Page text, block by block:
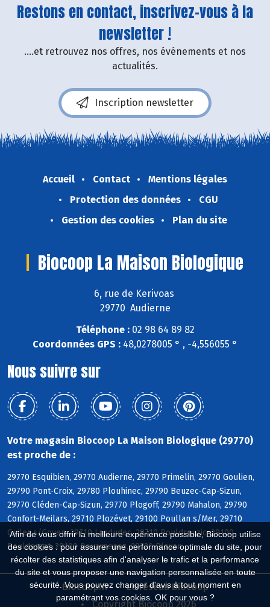
Afin de vous offrir la meilleure expérience possible, Biocoop utilise
des cookies : pour assurer une performance optimale du site, pour
récolter des statistiques afin d'analyser le trafic et la performance
du site et vous proposer une navigation personnalisée en toute
sécurité. Vous pouvez changer d'avis à tout moment en
paramétrant vos cookies. OK pour vous ?
Restons en contact, inscrivez-vous à la
newsletter !
....et retrouvez nos offres, nos événements et nos
actualités.
Inscription newsletter
Accueil Contact
Mentions légales
Protection des données
CGU
Gestion des cookies
Plan du site
Biocoop La Maison Biologique
6, rue de Kerivoas
29770 Audierne
Téléphone :02 98 64 89 82
Coordonnées GPS : 48,0278005 ° , -4,556055 °
Nous suivre sur
Votre magasin Biocoop La Maison Biologique (29770)
est proche de :
29770 Esquibien, 29770 Audierne, 29770 Primelin, 29770 Goulien,
29790 Pont-Croix, 29780 Plouhinec, 29790 Beuzec-Cap-Sizun,
29770 Cléden-Cap-Sizun, 29770 Plogoff, 29790 Mahalon, 29790
Confort-Meilars, 29710 Plozévet, 29100 Poullan s/Mer, 29710
Guiler s/Goyen, 29710 Landudec, 29710 Pouldreuzic, 29100
Pouldergat, 29100 Douarnenez, 29720 Plovan
Biocoop.fr
Le réseau Biocoop
Copyright Biocoop 2026